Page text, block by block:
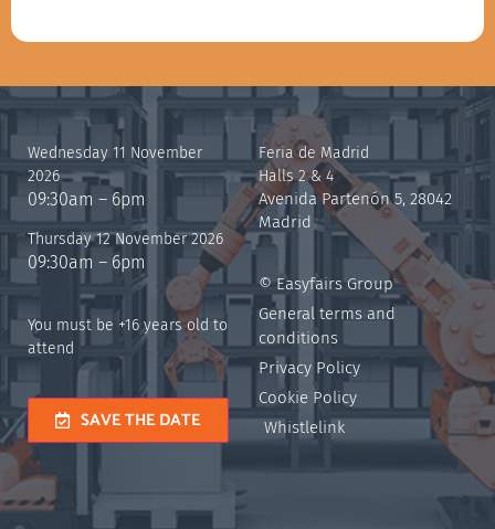
Wednesday 11 November
2026
09:30am – 6pm
Thursday 12 November 2026
09:30am – 6pm
You must be +16 years old to
attend
SAVE THE DATE
Feria de Madrid
Halls 2 & 4
Avenida Partenón 5, 28042
Madrid
© Easyfairs Group
General terms and
conditions
Privacy Policy
Cookie Policy
Whistlelink